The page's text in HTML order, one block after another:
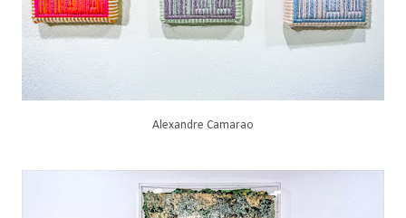
Alexandre Camarao